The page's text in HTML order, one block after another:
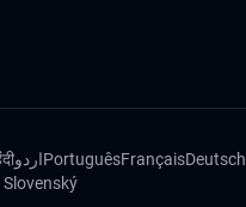
اردوPortuguêsFrançaisDeutsch
Slovenský